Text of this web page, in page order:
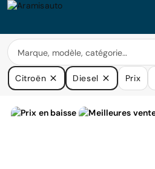
Citroën Diesel Prix